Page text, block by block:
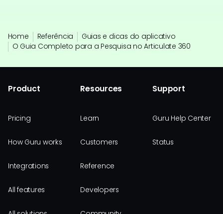
Home Referência
Guias e dicas do aplicativo
O Guia Completo para a Pesquisa no Articulate 360
Product
Pricing
How Guru works
Integrations
All features
Resources
Learn
Customers
Reference
Developers
Support
Guru Help Center
Status